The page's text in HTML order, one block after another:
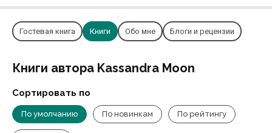
Гостевая книга Книги Обо мне Блоги и рецензии
Книги автора Kassandra Moon
Сортировать по
По умолчанию По новинкам По рейтингу